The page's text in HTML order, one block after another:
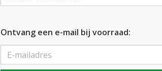
Ontvang een e-mail bij voorraad: